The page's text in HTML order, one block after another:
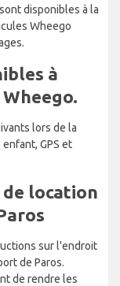
disponibles à la
Wheego
à
lors de la
GPS et
location
sur l'endroit
de Paros.
de rendre les